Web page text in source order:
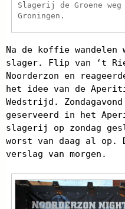
Slagerij de Groene
Groningen.
Na de koffie wandelen
slager. Flip van ‘t
Noorderzon en
het idee van de
Wedstrijd.
geserveerd in het
slagerij op zondag
worst van daag al op.
verslag van morgen.